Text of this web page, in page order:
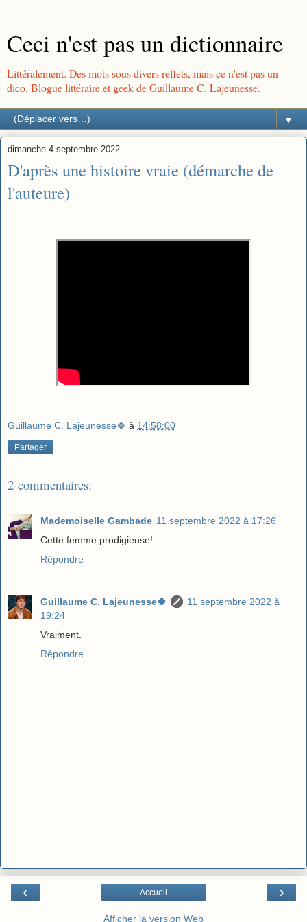
Ceci n'est pas un dictionnaire
Littéralement. Des mots sous divers reflets, mais ce n'est pas un
dico. Blogue littéraire et geek de Guillaume C. Lajeunesse.
▼
dimanche 4 septembre 2022
D'après une histoire vraie (démarche de
l'auteure)
Guillaume C. Lajeunesse🍀 à 14:58:00
Partager
2 commentaires:
Mademoiselle Gambade 11 septembre 2022 à 17:26
Cette femme prodigieuse!
Répondre
Guillaume C. Lajeunesse🍀
11 septembre 2022 à
19:24
Vraiment.
Répondre
‹ ›
Accueil
Afficher la version Web